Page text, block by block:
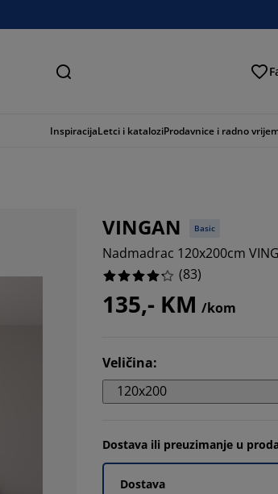
Traži
InspiracijaLetci i kataloziProdavnice i radno
VINGAN Basic
Nadmadrac 120x200cm
(83)
135,- KM /kom
Veličina:
120x200
Dostava ili preuzimanje u
Dostava
4.819277108433735%
4.819277108433735%
9.63855421686747%